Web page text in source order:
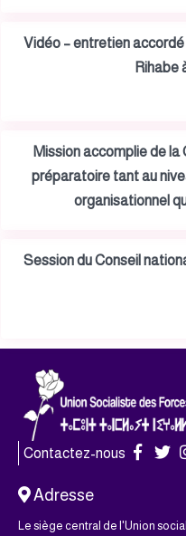
Vidéo – entretien
Rihabe
Mission accomplie de la
préparatoire tant au
organisationnel
Session du Conseil
Contactez-nous
Adresse
Le siège central de l'Union